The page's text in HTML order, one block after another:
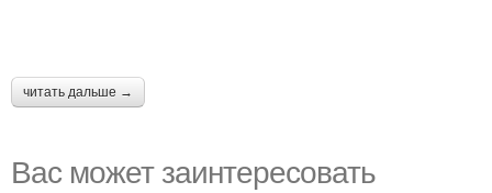
читать дальше →
Вас может заинтересовать